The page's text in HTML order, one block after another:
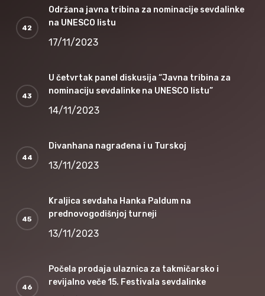
Održana javna tribina za nominacije sevdalinke
na UNESCO listu
17/11/2023
U četvrtak panel diskusija “Javna tribina za
nominaciju sevdalinke na UNESCO listu”
14/11/2023
Divanhana nagrađena i u Turskoj
13/11/2023
Kraljica sevdaha Hanka Paldum na
prednovogodišnjoj turneji
13/11/2023
Počela prodaja ulaznica za takmičarsko i
revijalno veče 15. Festivala sevdalinke